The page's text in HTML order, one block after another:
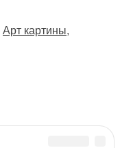
Арт картины,